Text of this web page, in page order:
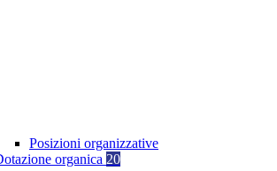
Posizioni organizzative
organica 20